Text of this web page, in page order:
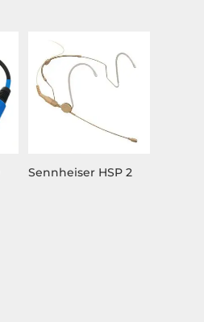
Sennheiser HSP 2